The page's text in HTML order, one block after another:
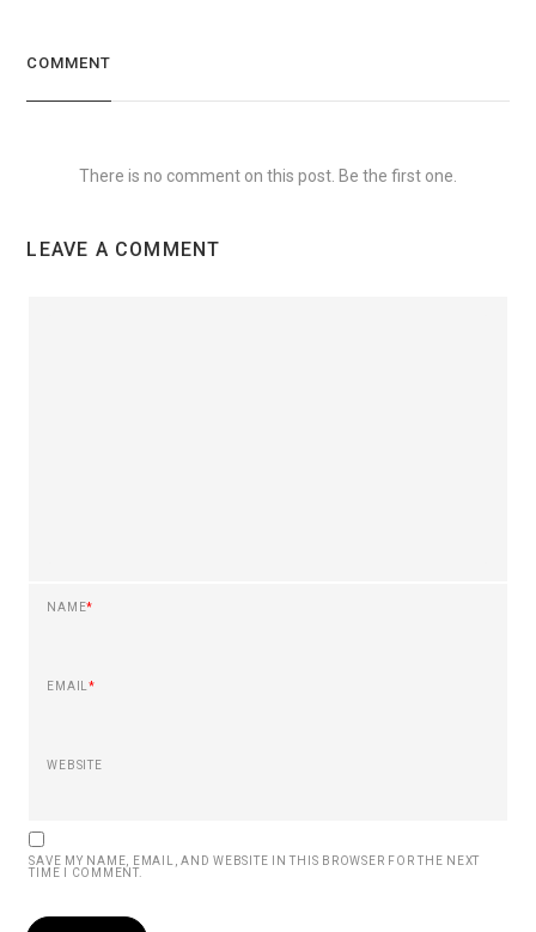
COMMENT
There is no comment on this post. Be the first one.
LEAVE A COMMENT
NAME*
EMAIL*
WEBSITE
SAVE MY NAME, EMAIL, AND WEBSITE IN THIS BROWSER FOR THE NEXT
TIME I COMMENT.